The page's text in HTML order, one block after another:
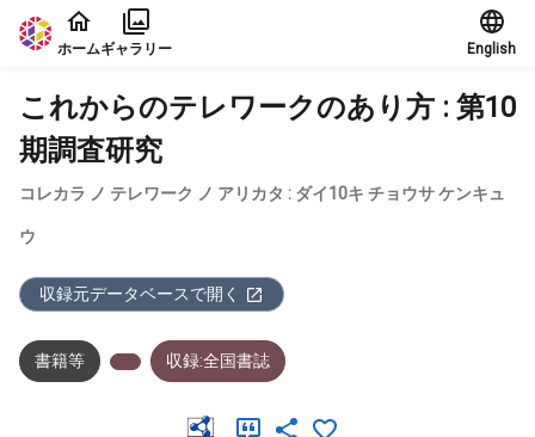
本文に飛ぶ
ホームギャラリー English
これからのテレワークのあり方 : 第10
期調査研究
コレカラ ノ テレワーク ノ アリカタ : ダイ10キ チョウサ ケンキュ
ウ
収録元データベースで開く
書籍等 収録:全国書誌